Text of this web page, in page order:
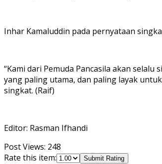
Inhar Kamaluddin pada pernyataan
“Kami dari Pemuda Pancasila akan
yang paling utama, dan paling layak
singkat. (Raif)
Editor: Rasman Ifhandi
Post Views: 248
Rate this item:
Submit Rating